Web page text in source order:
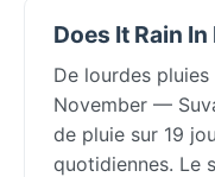
Does It Rain
De lourdes
November —
de pluie sur 19
quotidiennes. Le